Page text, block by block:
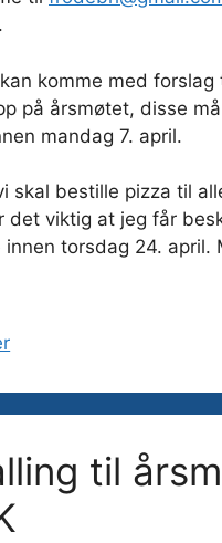
komme med forslag
på årsmøtet, disse
mandag 7. april.
skal bestille pizza til
det viktig at jeg får
innen torsdag 24. april.
til